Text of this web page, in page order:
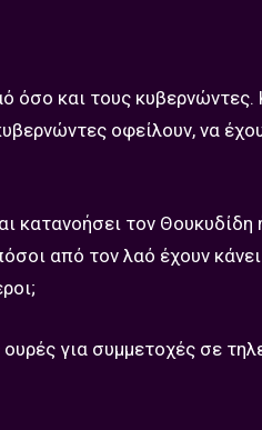
όσο και τους κυβερνώντες.
οφείλουν, να
κατανοήσει τον
από τον λαό έχουν
για συμμετοχές σε